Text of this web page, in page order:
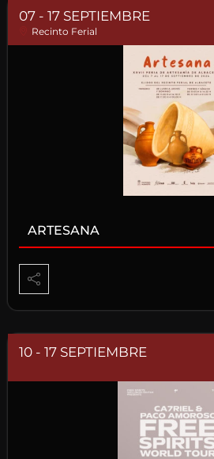
07 - 17 SEPTIEMBRE
Recinto Ferial
ARTESANA
10 - 17 SEPTIEMBRE